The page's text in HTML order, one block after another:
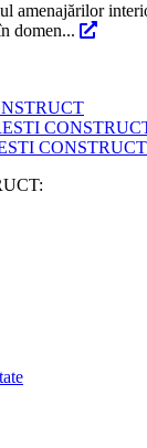
domen...
CONSTRUCT